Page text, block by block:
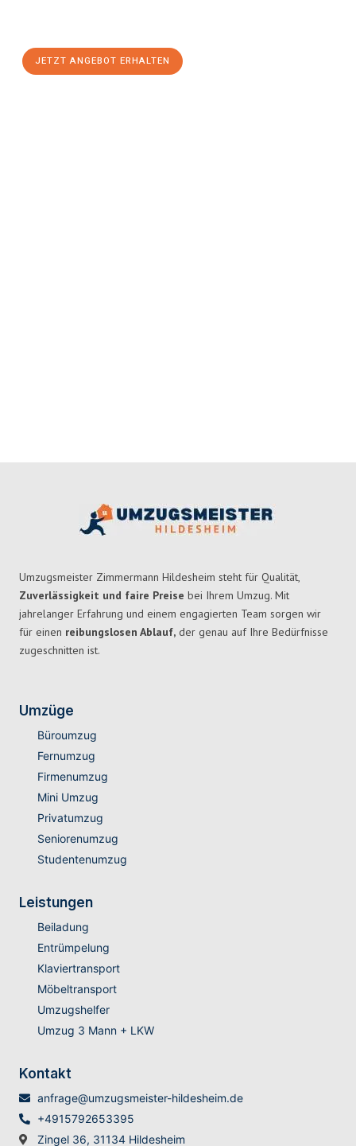
JETZT ANGEBOT ERHALTEN
Umzugsmeister Zimmermann Hildesheim steht für Qualität,
Zuverlässigkeit und faire Preise bei Ihrem Umzug. Mit
jahrelanger Erfahrung und einem engagierten Team sorgen wir
für einen reibungslosen Ablauf, der genau auf Ihre Bedürfnisse
zugeschnitten ist.
Umzüge
Büroumzug
Fernumzug
Firmenumzug
Mini Umzug
Privatumzug
Seniorenumzug
Studentenumzug
Leistungen
Beiladung
Entrümpelung
Klaviertransport
Möbeltransport
Umzugshelfer
Umzug 3 Mann + LKW
Kontakt
anfrage@umzugsmeister-hildesheim.de
+4915792653395
Zingel 36, 31134 Hildesheim